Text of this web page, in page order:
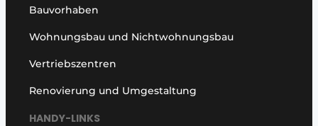
Bauvorhaben
Wohnungsbau und Nichtwohnungsbau
Vertriebszentren
Renovierung und Umgestaltung
HANDY-LINKS